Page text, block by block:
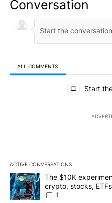
Conversation
ALL COMMENTS
All Comments
Start
ACTIVE CONVERSATIONS
The following is a list of the
A trending article titled "The
The $10K
crypto, stocks,
8
1